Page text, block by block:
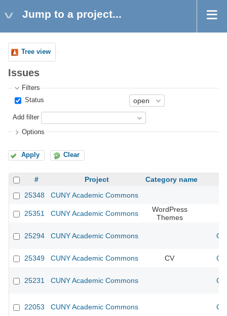
Jump to a project...
Tree view
Issues
Filters
Status
Add filter
Options
Apply Clear
# Project
Category name
25348
CUNY Academic Commons
25351 CUNY Academic Commons
WordPress
Themes
25294 CUNY Academic Commons
25349 CUNY Academic Commons CV
25231 CUNY Academic Commons
22053 CUNY Academic Commons